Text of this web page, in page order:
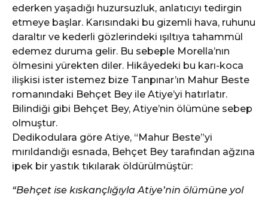
ederken yaşadığı huzursuzluk, anlatıcıyı tedirgin
etmeye başlar. Karısındaki bu gizemli hava, ruhunu
daraltır ve kederli gözlerindeki ışıltıya tahammül
edemez duruma gelir. Bu sebeple Morella’nın
ölmesini yürekten diler. Hikâyedeki bu karı-koca
ilişkisi ister istemez bize Tanpınar’ın Mahur Beste
romanındaki Behçet Bey ile Atiye’yi hatırlatır.
Bilindiği gibi Behçet Bey, Atiye’nin ölümüne sebep
olmuştur.
Dedikodulara göre Atiye, “Mahur Beste”yi
mırıldandığı esnada, Behçet Bey tarafından ağzına
ipek bir yastık tıkılarak öldürülmüştür:
“Behçet ise kıskançlığıyla Atiye’nin ölümüne yol